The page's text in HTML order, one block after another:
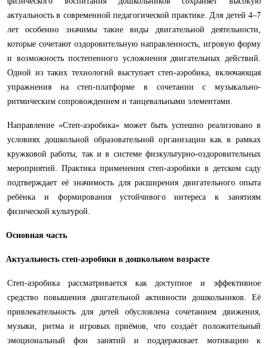
актуальность в современной педагогической практике. Для детей 4–7
лет особенно значимы такие виды двигательной деятельности,
которые сочетают оздоровительную направленность, игровую форму
и возможность постепенного усложнения двигательных действий.
Одной из таких технологий выступает степ-аэробика, включающая
упражнения на степ-платформе в сочетании с музыкально-
ритмическим сопровождением и танцевальными элементами.
Направление «Степ-аэробика» может быть успешно реализовано в
условиях дошкольной образовательной организации как в рамках
кружковой работы, так и в системе физкультурно-оздоровительных
мероприятий. Практика применения степ-аэробики в детском саду
подтверждает её значимость для расширения двигательного опыта
ребёнка и формирования устойчивого интереса к занятиям
физической культурой.
Основная часть
Актуальность степ-аэробики в дошкольном возрасте
Степ-аэробика рассматривается как доступное и эффективное
средство повышения двигательной активности дошкольников. Её
привлекательность для детей обусловлена сочетанием движения,
музыки, ритма и игровых приёмов, что создаёт положительный
эмоциональный фон занятий и поддерживает мотивацию к